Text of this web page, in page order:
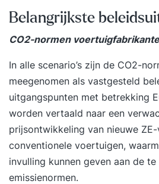
Belangrijkste
CO2-normen
In alle scenario’s zijn de CO2-
meegenomen als vastgesteld
uitgangspunten met betrekking
worden vertaald naar een
prijsontwikkeling van nieuwe
conventionele voertuigen,
invulling kunnen geven aan de te
emissienormen.